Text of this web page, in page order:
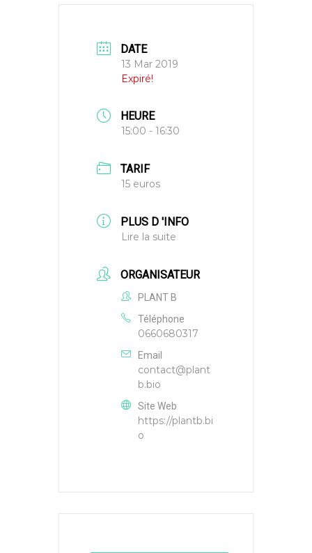
DATE
13 Mar 2019
Expiré!
HEURE
15:00 - 16:30
TARIF
15 euros
PLUS D 'INFO
Lire la suite
ORGANISATEUR
PLANT B
Téléphone
0660680317
Email
contact@plant
b.bio
Site Web
https://plantb.bi
o